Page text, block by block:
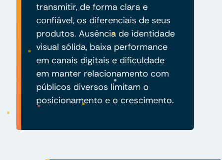
transmitir, de forma clara e
confiável, os diferenciais de seus
produtos. Ausência de identidade
visual sólida, baixa performance
em canais digitais e dificuldade
em manter relacionamento com
públicos diversos limitam o
posicionamento e o crescimento.